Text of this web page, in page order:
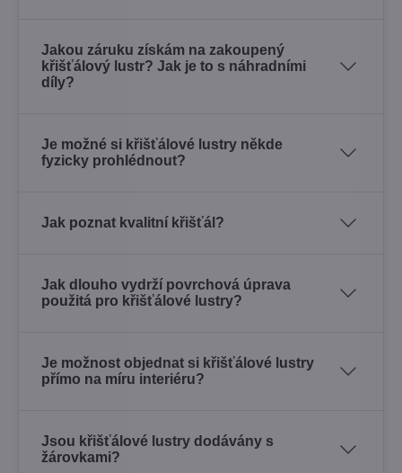
Jakou záruku získám na zakoupený
křišťálový lustr? Jak je to s náhradními
díly?
Je možné si křišťálové lustry někde
fyzicky prohlédnout?
Jak poznat kvalitní křišťál?
Jak dlouho vydrží povrchová úprava
použitá pro křišťálové lustry?
Je možnost objednat si křišťálové lustry
přímo na míru interiéru?
Jsou křišťálové lustry dodávány s
žárovkami?